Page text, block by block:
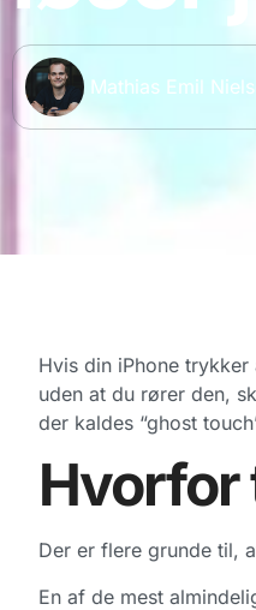
Mathias Emil
Hvis din iPhone
uden at du rører den,
der kaldes “ghost
Hvorfor
Der er flere grunde til,
En af de mest